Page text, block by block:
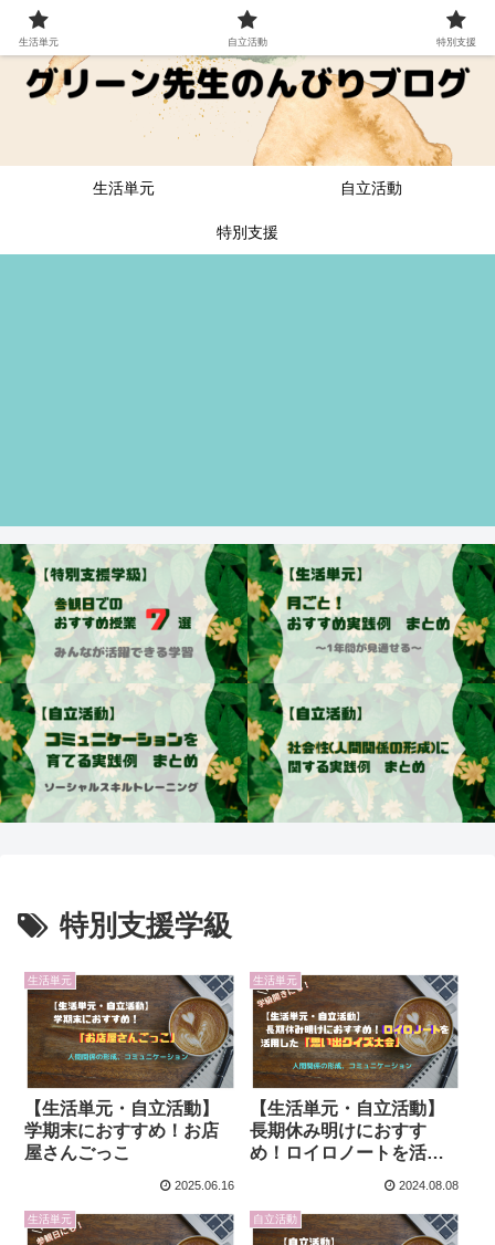
生活単元 自立活動
特別支援
特別支援学級
生活単元
【生活単元・自立活動】
学期末におすすめ！お店
屋さんごっこ
2025.06.16
生活単元
【生活単元・自立活動】
長期休み明けにおすす
め！ロイロノートを活用
2024.08.08
生活単元 自立活動
生活単元 自立活動 特別支援